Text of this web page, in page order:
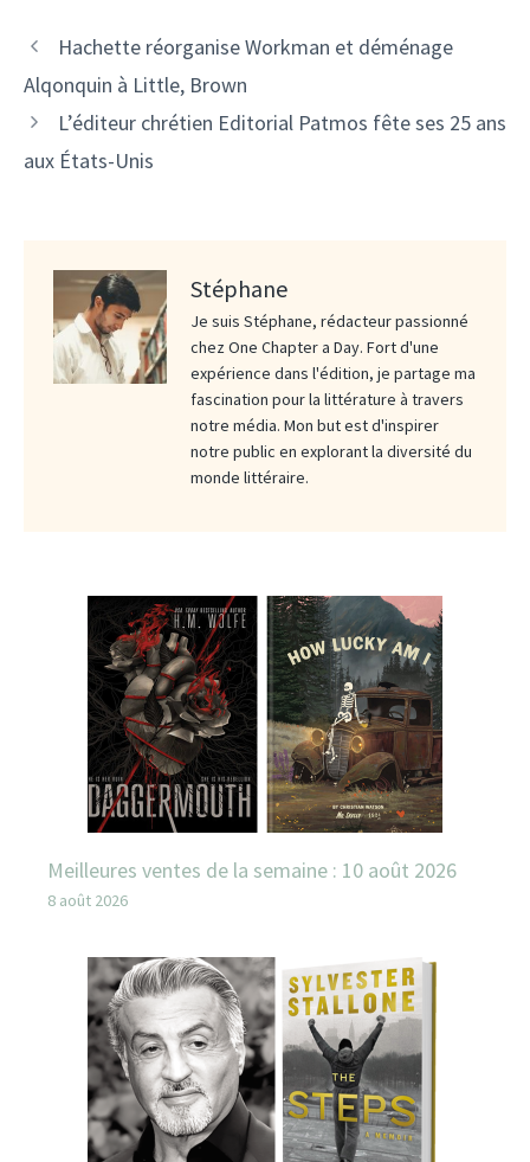
Hachette réorganise Workman et déménage
Alqonquin à Little, Brown
L’éditeur chrétien Editorial Patmos fête ses 25 ans
aux États-Unis
Stéphane
Je suis Stéphane, rédacteur passionné
chez One Chapter a Day. Fort d'une
expérience dans l'édition, je partage ma
fascination pour la littérature à travers
notre média. Mon but est d'inspirer
notre public en explorant la diversité du
monde littéraire.
Meilleures ventes de la semaine : 10 août 2026
8 août 2026